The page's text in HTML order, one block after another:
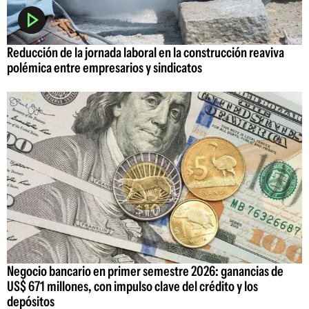
Reducción de la jornada laboral en la construcción reaviva
polémica entre empresarios y sindicatos
Negocio bancario en primer semestre 2026: ganancias de
US$ 671 millones, con impulso clave del crédito y los
depósitos